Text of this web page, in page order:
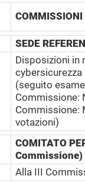
SEDE
Disposizioni in
(seguito
Commissione:
Commissione:
votazioni)
COMITATO
Commissione)
Alla III